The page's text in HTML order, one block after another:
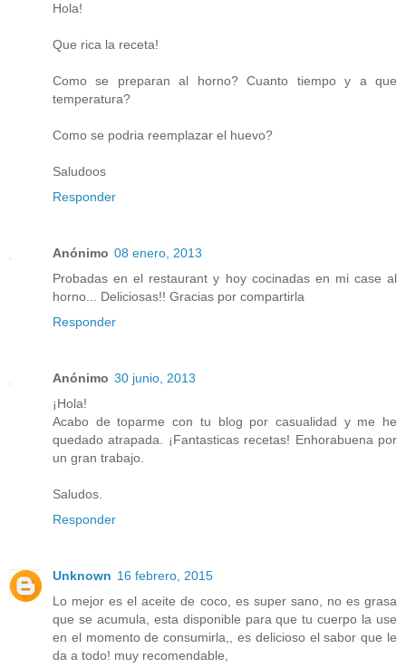
Hola!
Que rica la receta!
Como se preparan al horno? Cuanto tiempo y a que
temperatura?
Como se podria reemplazar el huevo?
Saludoos
Responder
Anónimo 08 enero, 2013
Probadas en el restaurant y hoy cocinadas en mi case al
horno... Deliciosas!! Gracias por compartirla
Responder
Anónimo 30 junio, 2013
¡Hola!
Acabo de toparme con tu blog por casualidad y me he
quedado atrapada. ¡Fantasticas recetas! Enhorabuena por
un gran trabajo.
Saludos.
Responder
Unknown 16 febrero, 2015
Lo mejor es el aceite de coco, es super sano, no es grasa
que se acumula, esta disponible para que tu cuerpo la use
en el momento de consumirla,, es delicioso el sabor que le
da a todo! muy recomendable,